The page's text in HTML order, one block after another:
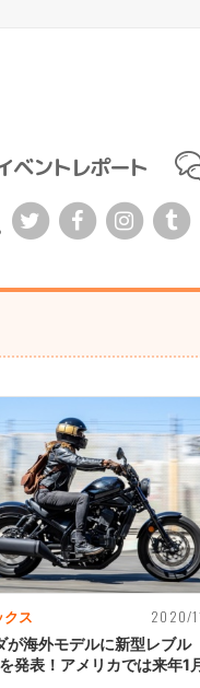
ベントレポート
クス 2020/
が海外モデルに新型レブル
発表！アメリカでは来年1